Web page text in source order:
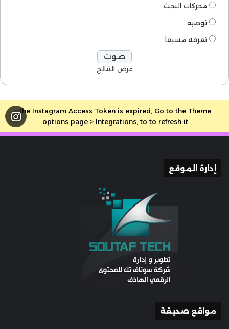
محركات البحث
توصيه
تعرفه مسبقا
عرض النتائج
The Instagram Access Token is expired, Go to the Theme
options page > Integrations, to to refresh it.
إدارة الموقع
مواقع صديقة